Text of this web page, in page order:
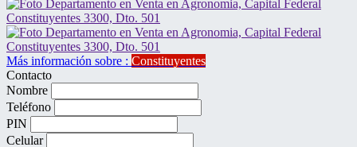
Más información sobre : Constituyentes
Contacto
Nombre
Teléfono
PIN
Celular